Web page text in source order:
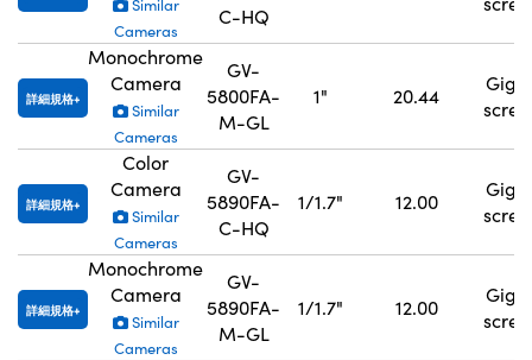
Similar
Cameras
C-HQ
詳細規格
Monochrome
Camera
Similar
Cameras
GV-
5800FA-
M-GL
1" 20.44
GigE
詳細規格
Color
Camera
Similar
Cameras
GV-
5890FA-
C-HQ
1/1.7" 12.00
GigE
詳細規格
Monochrome
Camera
Similar
Cameras
GV-
5890FA-
M-GL
1/1.7" 12.00
GigE